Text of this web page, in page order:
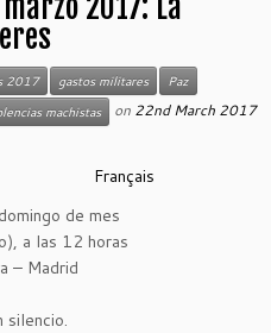
2017 gastos militares
Paz
machistas on 22nd March 2017
Français
de mes
a las 12 horas
– Madrid
silencio.